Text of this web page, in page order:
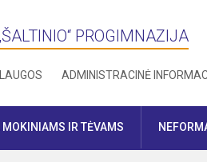
PROGIMNAZIJA
ADMINISTRACINĖ
MOKINIAMS IR TĖVAMS